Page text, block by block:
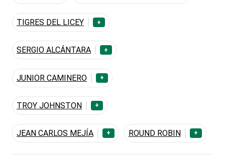
TIGRES DEL LICEY +
SERGIO ALCÁNTARA +
JUNIOR CAMINERO +
TROY JOHNSTON +
JEAN CARLOS MEJÍA + ROUND ROBIN +